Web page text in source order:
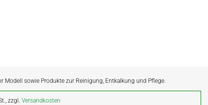
Modell sowie Produkte zur Reinigung, Entkalkung und Pflege.
zzgl.Versandkosten